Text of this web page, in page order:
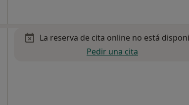
La reserva de cita online no está
Pedir una cita